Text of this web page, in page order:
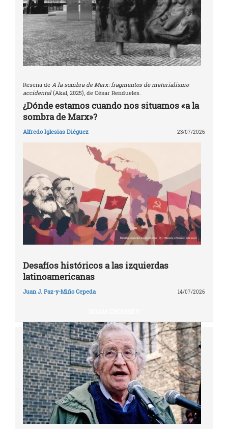
Reseña de A la sombra de Marx: fragmentos de materialismo
accidental(Akal, 2025), de César Rendueles.
¿Dónde estamos cuando nos situamos «a la
sombra de Marx»?
Alfredo Iglesias Diéguez 23/07/2026
Desafíos históricos a las izquierdas
latinoamericanas
Juan J. Paz-y-Miño Cepeda 14/07/2026